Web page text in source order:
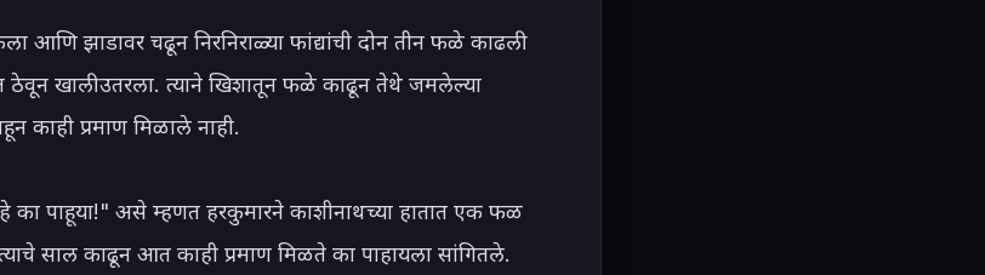
आणि झाडावर चढून निरनिराळ्या फांद्यांची दोन तीन फळे काढली
खाली उतरला. त्याने खिशातून फळे काढून तेथे जमलेल्या
काही प्रमाण मिळाले नाही.
पाहूया!" असे म्हणत हरकुमारने काशीनाथच्या हातात एक फळ
साल काढून आत काही प्रमाण मिळते का पाहायला सांगितले.